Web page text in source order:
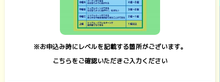
※お申込み時にレベルを記載する箇所がございます。
こちらをご確認いただきご入力ください